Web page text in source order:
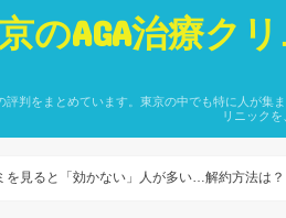
のAGA治療ク
評判をまとめています。東京の中でも特に人が集
リニック
を見ると「効かない」人が多い…解約方法は？